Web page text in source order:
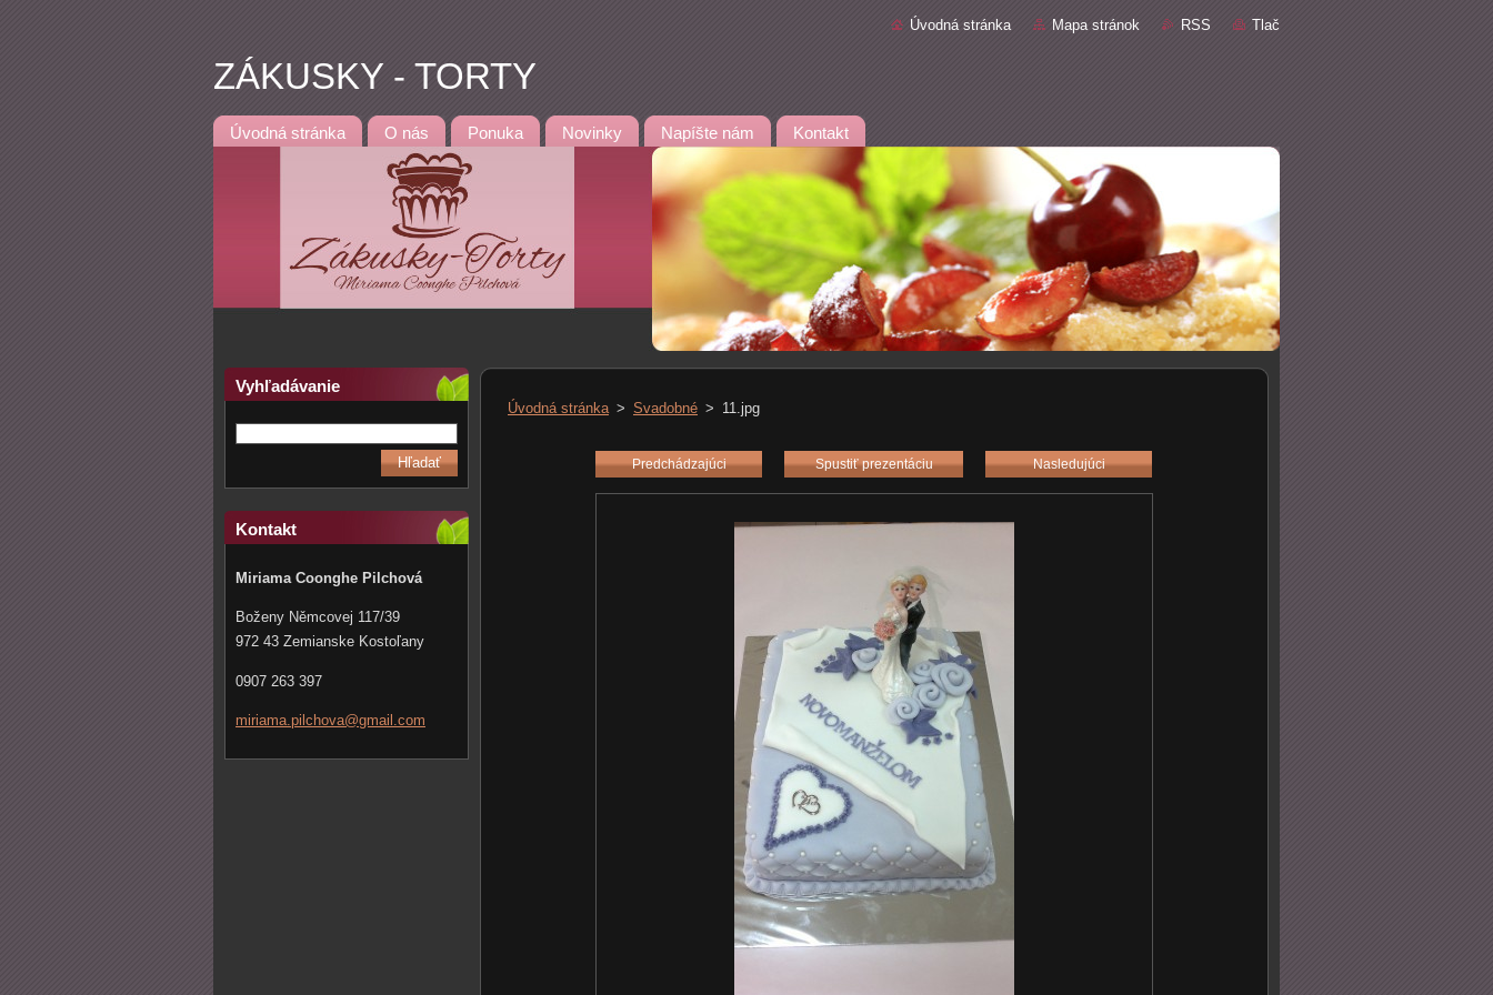
Úvodná stránka Mapa stránok RSS Tlač
ZÁKUSKY - TORTY
Úvodná stránka O nás Ponuka Novinky Napíšte nám Kontakt
Vyhľadávanie
Kontakt
Miriama Coonghe Pilchová
Boženy Němcovej 117/39
972 43 Zemianske Kostoľany
0907 263 397
miriama. pilchova@gmail.com
Úvodná stránka > Svadobné > 11.jpg
Predchádzajúci Spustiť prezentáciu Nasledujúci